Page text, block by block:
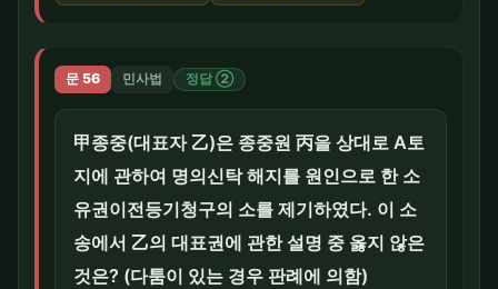
문 56 민사법 정답 ②
甲종중(대표자 乙)은 종중원 丙을 상대로 A토
지에 관하여 명의신탁 해지를 원인으로 한 소
유권이전등기청구의 소를 제기하였다. 이 소
송에서 乙의 대표권에 관한 설명 중 옳지 않은
것은? (다툼이 있는 경우 판례에 의함)